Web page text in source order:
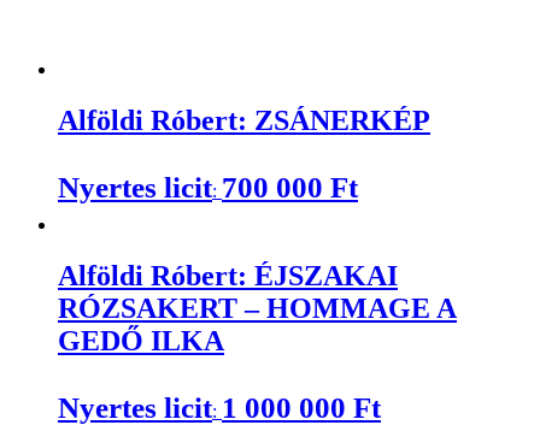
Alföldi Róbert: ZSÁNERKÉP
Nyertes licit: 700 000 Ft
Alföldi Róbert: ÉJSZAKAI
RÓZSAKERT – HOMMAGE A
GEDŐ ILKA
Nyertes licit: 1 000 000 Ft